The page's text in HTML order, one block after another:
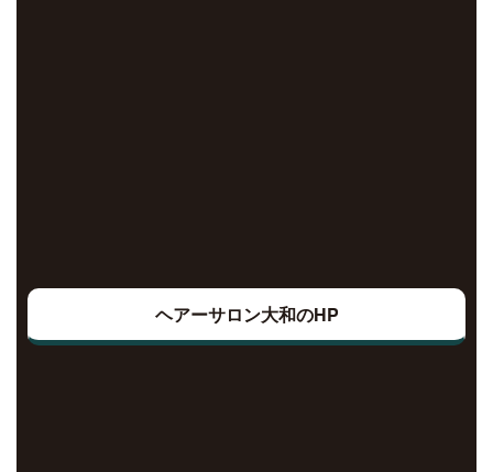
ヘアーサロン大和のHP